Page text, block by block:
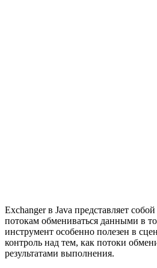
Exchanger в Java представляет
потокам обмениваться данными в
инструмент особенно полезен в
контроль над тем, как потоки
результатами выполнения.